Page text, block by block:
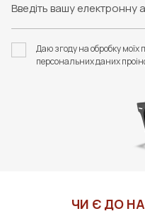
F106 ФУТЛЯР З
STYLE
350 грн
Даю згоду на обробку
персональних даних
ЧИ Є ДО